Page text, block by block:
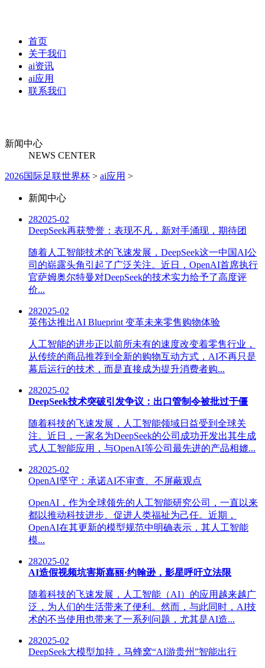
首页
关于我们
ai资讯
ai应用
联系我们
新闻中心
NEWS CENTER
2026国际足联世界杯 > ai应用 >
新闻中心
282025-02
DeepSeek再获赞誉：表现不凡，新对手涌现，期待团
随着人工智能技术的飞速发展，DeepSeek这一中国AI公
司的崭露头角引起了广泛关注。近日，OpenAI首席执行
官萨姆奥尔特曼对DeepSeek的技术实力给予了高度评
价...
282025-02
英伟达推出AI Blueprint 变革未来零售购物体验
人工智能的进步正以前所未有的速度改变着零售行业，
从传统的商品推荐到全新的购物互动方式，AI不再只是
幕后运行的技术，而是直接成为提升消费者购...
282025-02
DeepSeek技术突破引发争议：出口管制令被批过于僵
随着科技的飞速发展，人工智能领域日益受到全球关
注。近日，一家名为DeepSeek的公司成功开发出其生成
式人工智能应用，与OpenAI等公司最先进的产品相媲...
282025-02
OpenAI坚守：承诺AI不审查、不屏蔽观点
OpenAI，作为全球领先的人工智能研究公司，一直以来
都以推动科技进步、促进人类福祉为己任。近期，
OpenAI在其更新的模型规范中明确表示，其人工智能
模...
282025-02
AI造假视频坑害斯嘉丽·约翰逊，影星呼吁立法限
随着科技的飞速发展，人工智能（AI）的应用越来越广
泛，为人们的生活带来了便利。然而，与此同时，AI技
术的不当使用也带来了一系列问题，尤其是AI造...
282025-02
DeepSeek大模型加持，马蜂窝“AI游贵州”智能出行